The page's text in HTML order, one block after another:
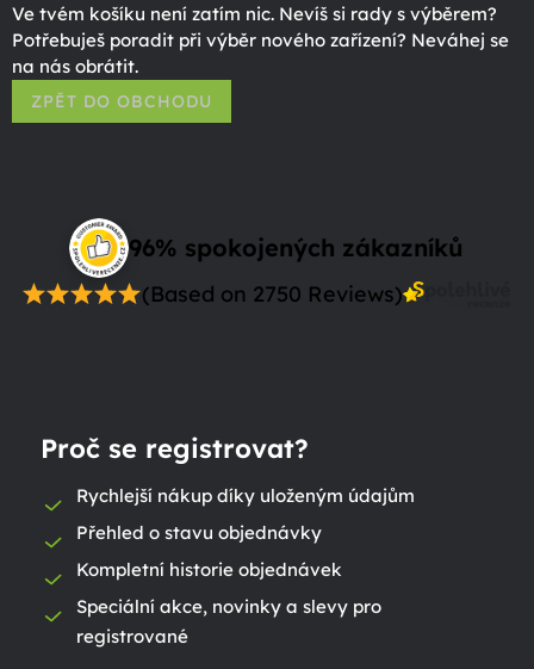
Ve tvém košíku není zatím nic. Nevíš si rady s výběrem?
Potřebuješ poradit při výběr nového zařízení? Neváhej se
na nás obrátit.
ZPĚT DO OBCHODU
96% spokojených zákazníků
(Based on 2750 Reviews)
Proč se registrovat?
Rychlejší nákup díky uloženým údajům
Přehled o stavu objednávky
Kompletní historie objednávek
Speciální akce, novinky a slevy pro
registrované